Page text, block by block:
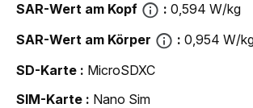
SAR-Wert am Kopf
0,594 W/kg
SAR-Wert am Körper
0,954 W/
SD-Karte
MicroSDXC
SIM-Karte
Nano Sim